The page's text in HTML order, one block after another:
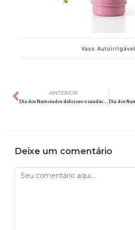
Vaso Autoirrigável
ANTERIOR
Dia dos Namorados delicioso e saudável na Espírito Cacau
Deixe um comentário